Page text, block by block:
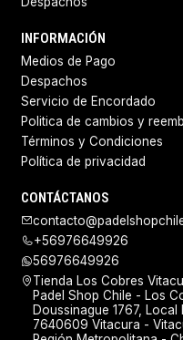
INFORMACIÓN
Medios de Pago
Despachos
Servicio de Encordado
Politica de cambios y
Términos y Condiciones
Política de privacidad
CONTÁCTANOS
+56976649926
56976649926
Tienda Los Cobres
Padel Shop Chile - Los
Doussinague 1767, Local
7640609 Vitacura -